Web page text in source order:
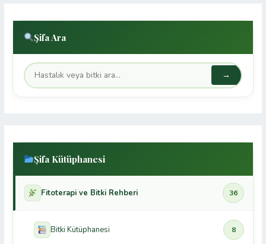
Şifa Ara
→
Şifa Kütüphanesi
Fitoterapi ve Bitki Rehberi 36
Bitki Kütüphanesi 8